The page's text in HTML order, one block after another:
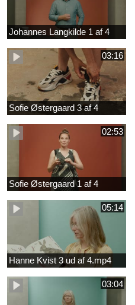
Johannes Langkilde 1 af 4
03:16
Sofie Østergaard 3 af 4
02:53
Sofie Østergaard 1 af 4
05:14
Hanne Kvist 3 ud af 4.mp4
03:04